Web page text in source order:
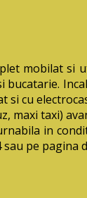
mobilat
cu
taxi)
in
pe pagina